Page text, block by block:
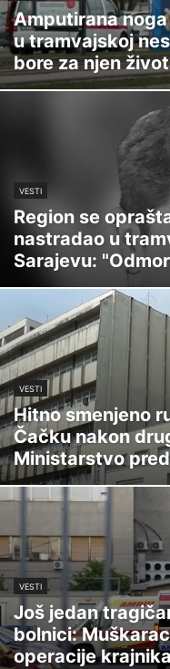
Amputirana
u tramvajskoj
bore za njen život
VESTI
Region se
nastradao u
Sarajevu:
VESTI
Hitno smenjeno
Čačku nakon
Ministarstvo
VESTI
Još jedan
bolnici:
operacije